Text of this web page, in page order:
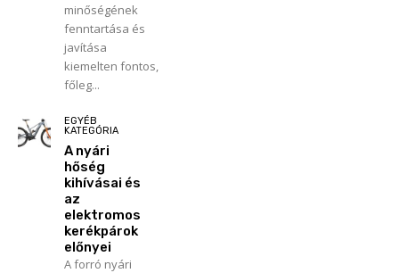
minőségének
fenntartása és
javítása
kiemelten fontos,
főleg...
EGYÉB
KATEGÓRIA
A nyári
hőség
kihívásai és
az
elektromos
kerékpárok
előnyei
A forró nyári